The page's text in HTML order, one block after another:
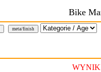
Bike
meta/finish